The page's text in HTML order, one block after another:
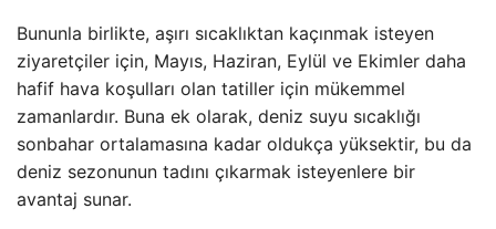
Bununla birlikte, aşırı sıcaklıktan kaçınmak isteyen
ziyaretçiler için, Mayıs, Haziran, Eylül ve Ekimler daha
hafif hava koşulları olan tatiller için mükemmel
zamanlardır. Buna ek olarak, deniz suyu sıcaklığı
sonbahar ortalamasına kadar oldukça yüksektir, bu da
deniz sezonunun tadını çıkarmak isteyenlere bir
avantaj sunar.